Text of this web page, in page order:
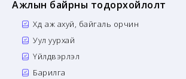
Ажлын байрны тодорхойлолт
Хөдөө аж ахуй, байгаль орчин
Уул уурхай
Үйлдвэрлэл
Барилга